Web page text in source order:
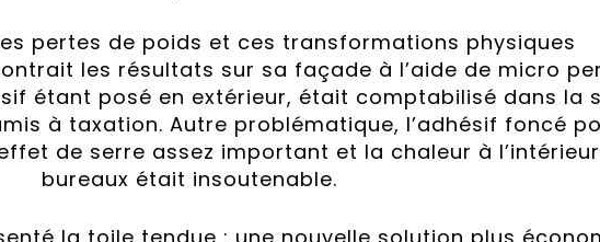
pertes de poids et ces transformations physiques
les résultats sur sa façade à l’aide de micro
étant posé en extérieur, était comptabilisé dans la
à taxation. Autre problématique, l’adhésif foncé
de serre assez important et la chaleur à
bureaux était insoutenable.